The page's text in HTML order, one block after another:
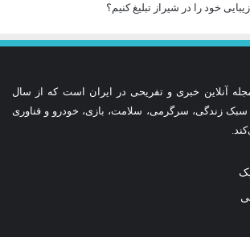
خود را در شیراز تبلیغ کنیم؟
آنلاین خبری و تفریحی در ایران است که از سال
سبک زندگی، سرگرمی، سلامت، بازی، خودرو و فناوری